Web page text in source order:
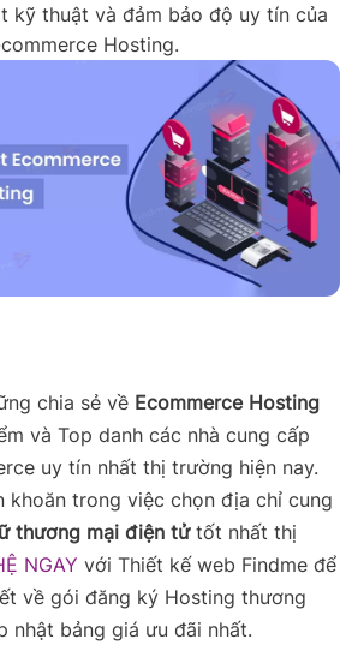
kỹ thuật và đảm bảo độ uy tín của
Hosting.
chia sẻ về Ecommerce Hosting
và Top danh các nhà cung cấp
uy tín nhất thị trường hiện nay.
khoăn trong việc chọn địa chỉ cung
thương mại điện tửtốt nhất thị
NGAY với Thiết kế web Findme để
về gói đăng ký Hosting thương
nhật bảng giá ưu đãi nhất.